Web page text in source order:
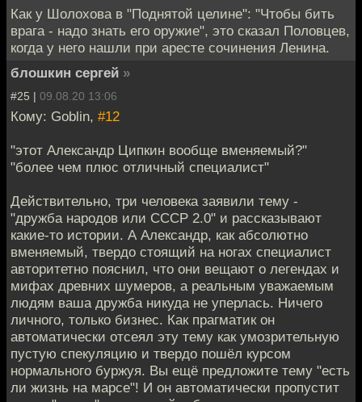
Как у Шолохова в "Поднятой целине": "Чтобы бить
врага - надо знать его оружие", это сказал Половцев,
когда у него нашли при аресте сочинения Ленина.
блошкин сергей »
#25 | 09.08.20 13:06
Кому: Goblin, #12
"этот Александр Ципкин вообще вменяемый?"
"более чем плюс отличный специалист"
Действительно, три человека заявили тему -
"дружба народов или СССР 2.0" и рассказывают
какие-то истории. А Александр, как абсолютно
вменяемый, твердо стоящий на ногах специалист
авторитетно пояснил, что они вещают о легендах и
мифах древних шумеров, а реальным уважаемым
людям ваша дружба никуда не уперлась. Ничего
личного, только бизнес. Как прагматик он
автоматически отсеял эту тему как умозрительную
пустую спекуляцию и твердо пошёл курсом
нормального буржуя. Вы ещё предложите тему "есть
ли жизнь на марсе"! И он автоматически пропустит